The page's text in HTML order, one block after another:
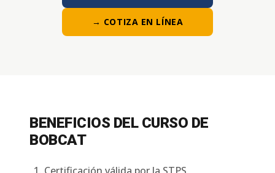
→ COTIZA EN LÍNEA
BENEFICIOS DEL CURSO DE
BOBCAT
Certificación válida por la STPS